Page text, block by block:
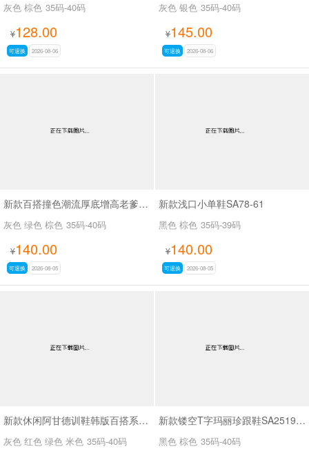
灰色 棕色 35码-40码
¥128.00
可退换 2026-08-06
灰色 银色 35码-40码
¥145.00
可退换 2026-08-06
新款百搭撞色潮流厚底增高老爹鞋SA8383
灰色 绿色 棕色 35码-40码
¥140.00
可退换 2026-08-05
新款浅口小单鞋SA78-61
黑色 棕色 35码-39码
¥140.00
可退换 2026-08-05
新款休闲阿甘德训鞋韩版百搭系带薄底休闲鞋SA1883
灰色 红色 绿色 米色 35码-40码
新款镂空T字玛丽珍跟鞋SA2519-65
黑色 棕色 35码-40码